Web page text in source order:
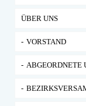
ÜBER UNS
VORSTAND
ABGEORDNETE